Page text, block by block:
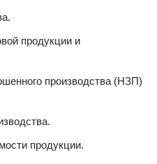
продукции и
производства (НЗП)
продукции.